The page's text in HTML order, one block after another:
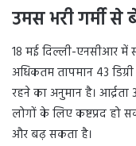
उमस भरी गर्मी
18 मई दिल्ली-एनसीआर में
अधिकतम तापमान 43
रहने का अनुमान है।
लोगों के लिए कष्टप्रद
और बढ़ सकता है।